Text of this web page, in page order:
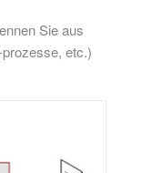
Sie aus
etc.)